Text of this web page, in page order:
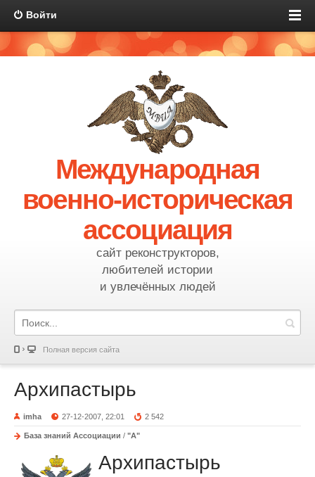
Войти
Международная
военно-историческая
ассоциация
сайт реконструкторов,
любителей истории
и увлечённых людей
Полная версия сайта
Архипастырь
imha 27-12-2007, 22:01 2 542
База знаний Ассоциации / "А"
Архипастырь